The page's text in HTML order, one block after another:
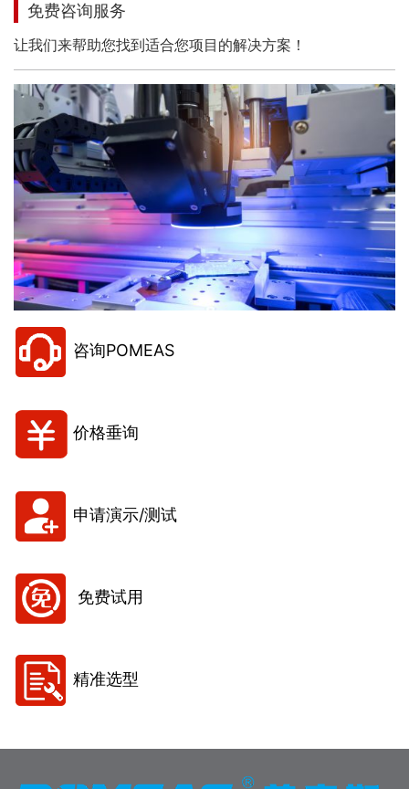
免费咨询服务
让我们来帮助您找到适合您项目的解决方案！
咨询POMEAS
价格垂询
申请演示/测试
免费试用
精准选型